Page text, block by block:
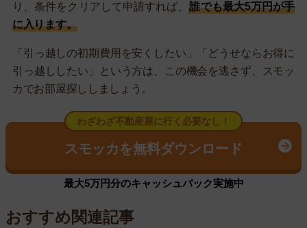
り、条件をクリアして申請すれば、誰でも最大5万円が手
に入ります。
「引っ越しの初期費用を安くしたい」「どうせならお得に
引っ越ししたい」という方は、この機会を逃さず、スモッ
カでお部屋探ししましょう。
わざわざ不動産屋に行く必要なし！
スモッカを無料ダウンロード
最大5万円分のキャッシュバック実施中
おすすめ関連記事